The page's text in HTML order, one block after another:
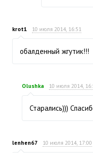
krot1 10 июля 2014, 16:51
обалденный жгутик!!!
Olushka 10 июля 2014,
Старались)))
lenhen67 10 июля 2014, 17:00